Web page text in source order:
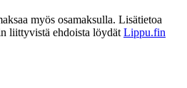
myös osamaksulla. Lisätietoa
liittyvistä ehdoista löydät Lippu.fin